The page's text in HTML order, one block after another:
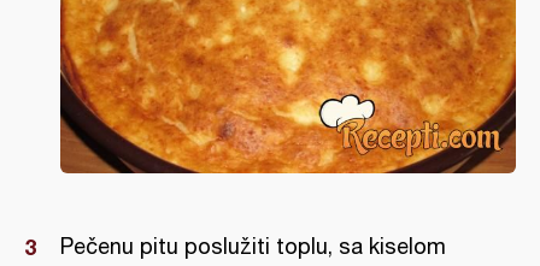
Pečenu pitu poslužiti toplu, sa kiselom